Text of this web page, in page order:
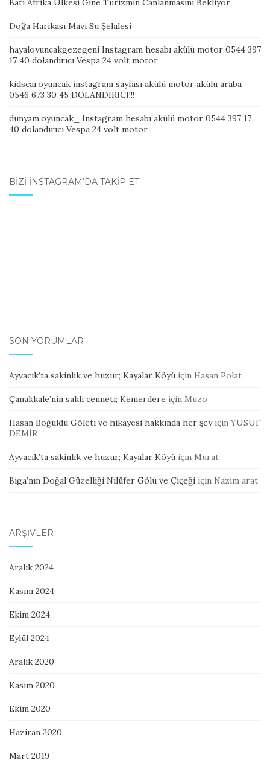
Batı Afrika Ülkesi Gine Turizmin Canlanmasını Bekliyor
Doğa Harikası Mavi Su Şelalesi
hayaloyuncakgezegeni Instagram hesabı akülü motor 0544 397
17 40 dolandırıcı Vespa 24 volt motor
kidscaroyuncak instagram sayfası akülü motor akülü araba
0546 673 30 45 DOLANDIRICI!!!
dunyam.oyuncak_ Instagram hesabı akülü motor 0544 397 17
40 dolandırıcı Vespa 24 volt motor
BIZI İNSTAGRAM’DA TAKIP ET
SON YORUMLAR
Ayvacık’ta sakinlik ve huzur; Kayalar Köyü için Hasan Polat
Çanakkale’nin saklı cenneti; Kemerdere için Muzo
Hasan Boğuldu Göleti ve hikayesi hakkında her şeyiçinYUSUF
DEMİR
Ayvacık’ta sakinlik ve huzur; Kayalar Köyü için Murat
Biga’nın Doğal Güzelliği Nilüfer Gölü ve Çiçeği için Nazim arat
ARŞIVLER
Aralık 2024
Kasım 2024
Ekim 2024
Eylül 2024
Aralık 2020
Kasım 2020
Ekim 2020
Haziran 2020
Mart 2019